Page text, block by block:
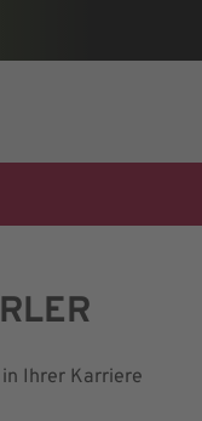
Ihrer Karriere